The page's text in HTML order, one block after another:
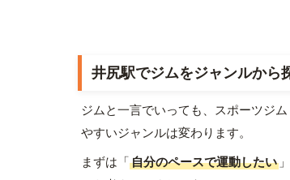
井尻駅でジムをジャンルから
ジムと一言でいっても、スポーツジ
やすいジャンルは変わります。
まずは「自分のペースで運動したい